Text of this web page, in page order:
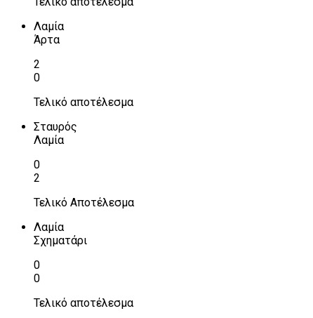
Λαμία
Άρτα
2
0
Τελικό αποτέλεσμα
Σταυρός
Λαμία
0
2
Τελικό Αποτέλεσμα
Λαμία
Σχηματάρι
0
0
Τελικό αποτέλεσμα